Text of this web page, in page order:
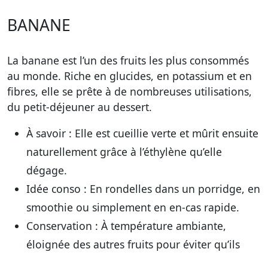
BANANE
La banane est l’un des fruits les plus consommés
au monde. Riche en glucides, en potassium et en
fibres, elle se prête à de nombreuses utilisations,
du petit-déjeuner au dessert.
À savoir : Elle est cueillie verte et mûrit ensuite
naturellement grâce à l’éthylène qu’elle
dégage.
Idée conso : En rondelles dans un porridge, en
smoothie ou simplement en en-cas rapide.
Conservation : À température ambiante,
éloignée des autres fruits pour éviter qu’ils